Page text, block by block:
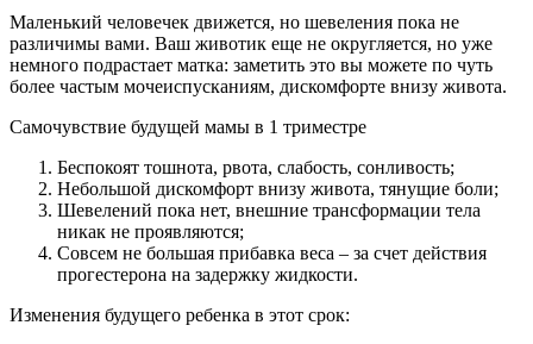
Маленький человечек движется, но шевеления пока не
различимы вами. Ваш животик еще не округляется, но уже
немного подрастает матка: заметить это вы можете по чуть
более частым мочеиспусканиям, дискомфорте внизу живота.
Самочувствие будущей мамы в 1 триместре
Беспокоят тошнота, рвота, слабость, сонливость;
Небольшой дискомфорт внизу живота, тянущие боли;
Шевелений пока нет, внешние трансформации тела
никак не проявляются;
Совсем не большая прибавка веса – за счет действия
прогестерона на задержку жидкости.
Изменения будущего ребенка в этот срок: